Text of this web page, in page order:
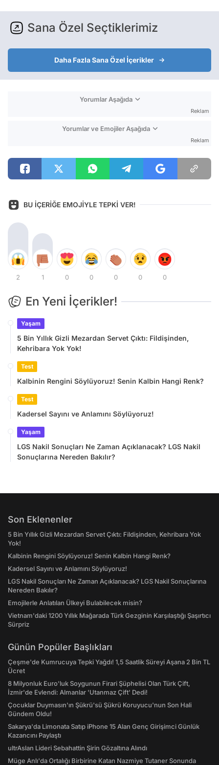
Sana Özel Seçtiklerimiz
Daha Fazla Sana Özel İçerikler
Yorumlar Aşağıda
Reklam
Yorumlar ve Emojiler Aşağıda
Reklam
BU İÇERİĞE EMOJİYLE TEPKİ VER!
2 1 0 0 0 0 0
En Yeni İçerikler!
Yaşam
5 Bin Yıllık Gizli Mezardan Servet Çıktı: Fildişinden,
Kehribara Yok Yok!
Test
Kalbinin Rengini Söylüyoruz! Senin Kalbin Hangi Renk?
Test
Kadersel Sayını ve Anlamını Söylüyoruz!
Yaşam
LGS Nakil Sonuçları Ne Zaman Açıklanacak? LGS Nakil
Sonuçlarına Nereden Bakılır?
Son Eklenenler
5 Bin Yıllık Gizli Mezardan Servet Çıktı: Fildişinden, Kehribara Yok
Yok!
Kalbinin Rengini Söylüyoruz! Senin Kalbin Hangi Renk?
Kadersel Sayını ve Anlamını Söylüyoruz!
LGS Nakil Sonuçları Ne Zaman Açıklanacak? LGS Nakil Sonuçlarına
Nereden Bakılır?
Emojilerle Anlatılan Ülkeyi Bulabilecek misin?
Vietnam'daki 1200 Yıllık Mağarada Türk Gezginin Karşılaştığı Şaşırtıcı
Sürpriz
Günün Popüler Başlıkları
Çeşme'de Kumrucuya Tepki Yağdı! 1,5 Saatlik Süreyi Aşana 2 Bin TL
Ücret
8 Milyonluk Euro'luk Soygunun Firari Şüphelisi Olan Türk Çift,
İzmir'de Evlendi: Almanlar 'Utanmaz Çift' Dedi!
Çocuklar Duymasın'ın Şükrü'sü Şükrü Koruyucu'nun Son Hali
Gündem Oldu!
Sakarya'da Limonata Satıp iPhone 15 Alan Genç Girişimci Günlük
Kazancını Paylaştı
ultrAslan Lideri Sebahattin Şirin Gözaltına Alındı
Müge Anlı'da Ortalığı Birbirine Katan Nazmiye Tutaner Sonunda